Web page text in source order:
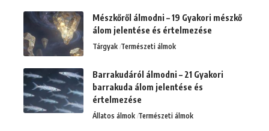
Mészkőről álmodni – 19 Gyakori mészkő
álom jelentése és értelmezése
Tárgyak Természeti álmok
Barrakudáról álmodni – 21 Gyakori
barrakuda álom jelentése és
értelmezése
Állatos álmok Természeti álmok